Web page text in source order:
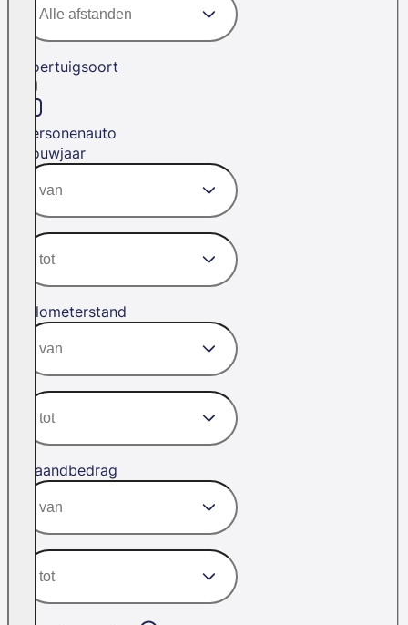
Voertuigsoort
Personenauto
Bouwjaar
Kilometerstand
Maandbedrag